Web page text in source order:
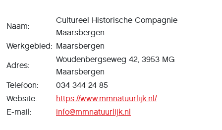
Naam:
Cultureel Historische Compagnie
Maarsbergen
Werkgebied: Maarsbergen
Adres:
Woudenbergseweg 42, 3953 MG
Maarsbergen
Telefoon:
034 344 24 85
Website:
https://www.mmnatuurlijk.nl/
E-mail:
info@mmnatuurlijk.nl